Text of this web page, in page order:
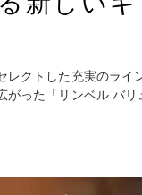
クトした充実のラ
った「リンベル バ